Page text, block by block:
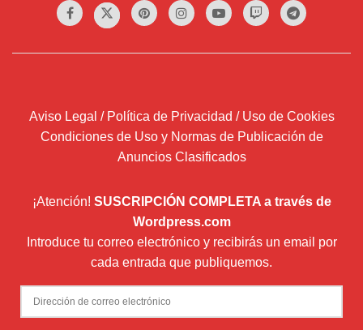
Aviso Legal / Política de Privacidad / Uso de Cookies
Condiciones de Uso y Normas de Publicación de
Anuncios Clasificados
¡Atención! SUSCRIPCIÓN COMPLETA a través de
Wordpress.com
Introduce tu correo electrónico y recibirás un email por
cada entrada que publiquemos.
Dirección
de